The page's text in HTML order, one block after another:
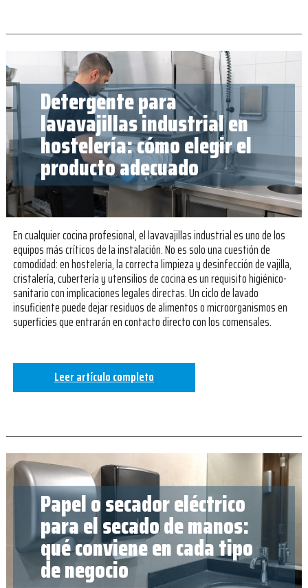
Detergente para
lavavajillas industrial en
hostelería: cómo elegir el
producto adecuado
En cualquier cocina profesional, el lavavajillas industrial es uno de los
equipos más críticos de la instalación. No es solo una cuestión de
comodidad: en hostelería, la correcta limpieza y desinfección de vajilla,
cristalería, cubertería y utensilios de cocina es un requisito higiénico-
sanitario con implicaciones legales directas. Un ciclo de lavado
insuficiente puede dejar residuos de alimentos o microorganismos en
superficies que entrarán en contacto directo con los comensales.
Leer artículo completo
Papel o secador eléctrico
para el secado de manos:
qué conviene en cada tipo
de negocio